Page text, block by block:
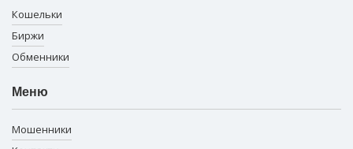
Кошельки
Биржи
Обменники
Меню
Мошенники